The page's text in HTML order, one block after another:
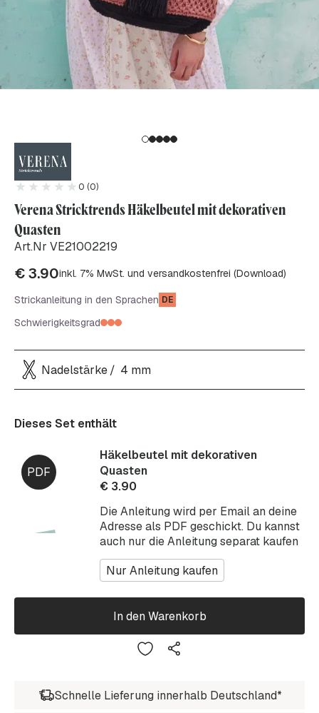
0 (0)
Verena Stricktrends Häkelbeutel mit dekorativen
Quasten
Art.Nr VE21002219
€3.90inkl. 7% MwSt. und versandkostenfrei (Download)
Strickanleitung in den Sprachen DE
Schwierigkeitsgrad
Nadelstärke 4 mm
Dieses Set enthält
Die Anleitung wird per Email an deine
Adresse als PDF geschickt. Du kannst
auch nur die Anleitung separat kaufen
Nur Anleitung kaufen
Häkelbeutel mit dekorativen
Quasten
€ 3.90
In den Warenkorb
Schnelle Lieferung innerhalb Deutschland*